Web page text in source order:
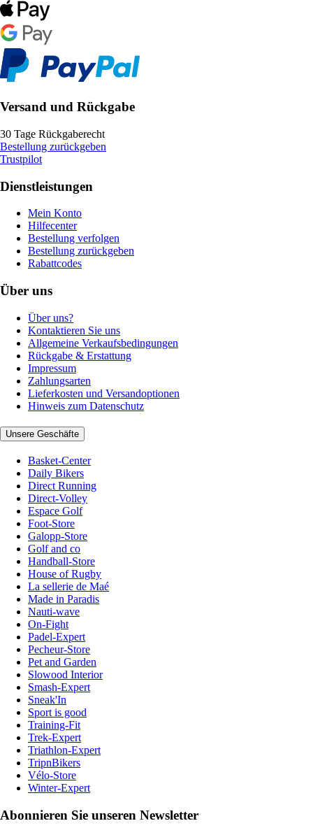
Versand und Rückgabe
30 Tage Rückgaberecht
Bestellung zurückgeben
Trustpilot
Dienstleistungen
Mein Konto
Hilfecenter
Bestellung verfolgen
Bestellung zurückgeben
Rabattcodes
Über uns
Über uns?
Kontaktieren Sie uns
Allgemeine Verkaufsbedingungen
Rückgabe & Erstattung
Impressum
Zahlungsarten
Lieferkosten und Versandoptionen
Hinweis zum Datenschutz
Unsere Geschäfte
Basket-Center
Daily Bikers
Direct Running
Direct-Volley
Espace Golf
Foot-Store
Galopp-Store
Golf and co
Handball-Store
House of Rugby
La sellerie de Maé
Made in Paradis
Nauti-wave
On-Fight
Padel-Expert
Pecheur-Store
Pet and Garden
Slowood Interior
Smash-Expert
Sneak'In
Sport is good
Training-Fit
Trek-Expert
Triathlon-Expert
TripnBikers
Vélo-Store
Winter-Expert
Abonnieren Sie unseren Newsletter